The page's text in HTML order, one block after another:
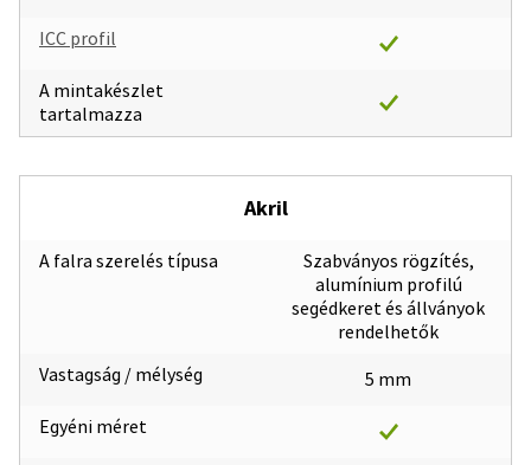
ICC profil
A mintakészlet
tartalmazza
Akril
A falra szerelés típusa
Vastagság / mélység
Egyéni méret
Szabványos rögzítés,
alumínium profilú
segédkeret és állványok
rendelhetők
5 mm